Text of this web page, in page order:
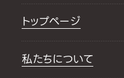
トップページ
私たちについて